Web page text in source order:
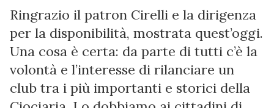
Ringrazio il patron Cirelli e la dirigenza
per la disponibilità, mostrata quest’oggi.
Una cosa è certa: da parte di tutti c’è la
volontà e l’interesse di rilanciare un
club tra i più importanti e storici della